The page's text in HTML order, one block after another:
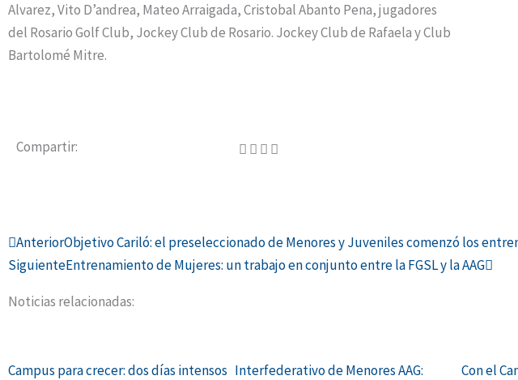
Alvarez, Vito D’andrea, Mateo Arraigada, Cristobal Abanto Pena, jugadores
del Rosario Golf Club, Jockey Club de Rosario. Jockey Club de Rafaela y Club
Bartolomé Mitre.
Compartir:
Ant
AnteriorObjetivo Cariló: el preseleccionado de Menores y Juveniles comenzó los
SiguienteEntrenamiento de Mujeres: un trabajo en conjunto entre la FGSL y la AAG
Noticias relacionadas:
Campus para crecer: dos días intensos Interfederativo de Menores AAG:
Con el